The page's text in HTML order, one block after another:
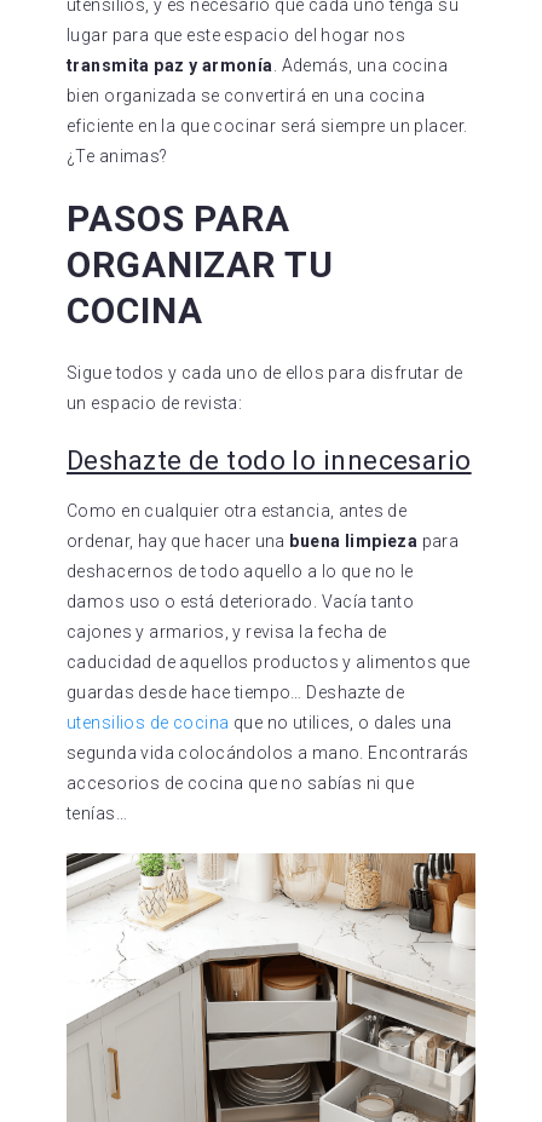
utensilios, y es necesario que cada uno tenga su
lugar para que este espacio del hogar nos
transmita paz y armonía . Además, una cocina
bien organizada se convertirá en una cocina
eficiente en la que cocinar será siempre un placer.
¿Te animas?
PASOS PARA
ORGANIZAR TU
COCINA
Sigue todos y cada uno de ellos para disfrutar de
un espacio de revista:
Deshazte de todo lo innecesario
Como en cualquier otra estancia, antes de
ordenar, hay que hacer una buena limpieza para
deshacernos de todo aquello a lo que no le
damos uso o está deteriorado. Vacía tanto
cajones y armarios, y revisa la fecha de
caducidad de aquellos productos y alimentos que
guardas desde hace tiempo… Deshazte de
utensilios de cocina que no utilices, o dales una
segunda vida colocándolos a mano. Encontrarás
accesorios de cocina que no sabías ni que
tenías…